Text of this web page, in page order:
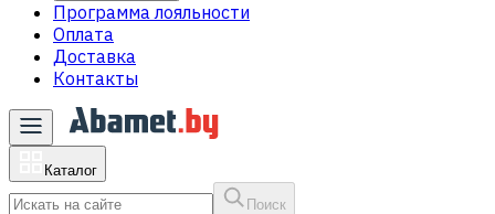
Программа лояльности
Оплата
Доставка
Контакты
Каталог
Поиск